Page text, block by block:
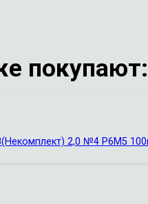
покупают:
2,0 №4 Р6М5